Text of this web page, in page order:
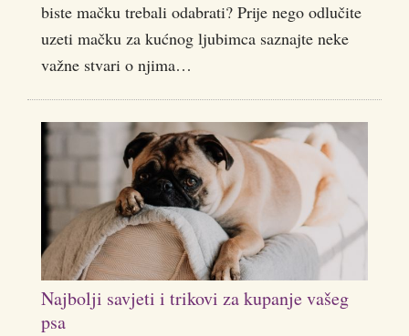
biste mačku trebali odabrati? Prije nego odlučite
uzeti mačku za kućnog ljubimca saznajte neke
važne stvari o njima…
Najbolji savjeti i trikovi za kupanje vašeg
psa